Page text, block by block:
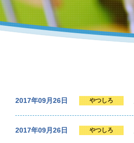
2017年09月26日 やつしろ
2017年09月26日 やつしろ